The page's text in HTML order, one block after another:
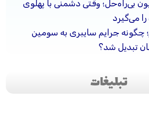
بی‌راه‌حل؛ وقتی دشمنی با پهلوی
می‌گیرد
چگونه جرایم سایبری به سومین
تبدیل شد؟
تبلیغات